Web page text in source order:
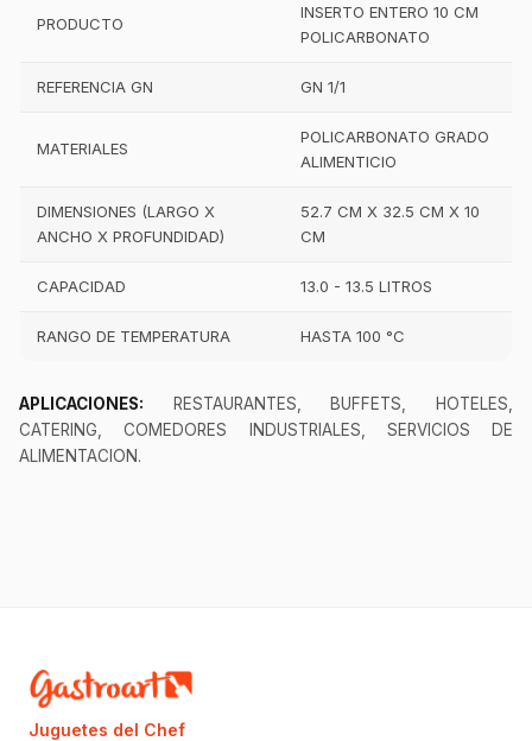
PRODUCTO
INSERTO ENTERO 10 CM
POLICARBONATO
REFERENCIA GN GN 1/1
MATERIALES
POLICARBONATO GRADO
ALIMENTICIO
DIMENSIONES (LARGO X
ANCHO X PROFUNDIDAD)
52.7 CM X 32.5 CM X 10
CM
CAPACIDAD 13.0 - 13.5 LITROS
RANGO DE TEMPERATURA HASTA 100 °C
APLICACIONES: RESTAURANTES, BUFFETS, HOTELES,
CATERING, COMEDORES INDUSTRIALES, SERVICIOS DE
ALIMENTACION.
Juguetes del Chef